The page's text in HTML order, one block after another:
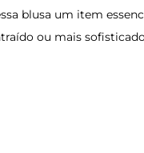
blusa um item
ou mais